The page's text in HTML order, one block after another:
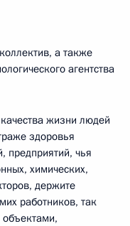
а также
агентства
жизни людей
здоровья
предприятий, чья
химических,
держите
работников, так